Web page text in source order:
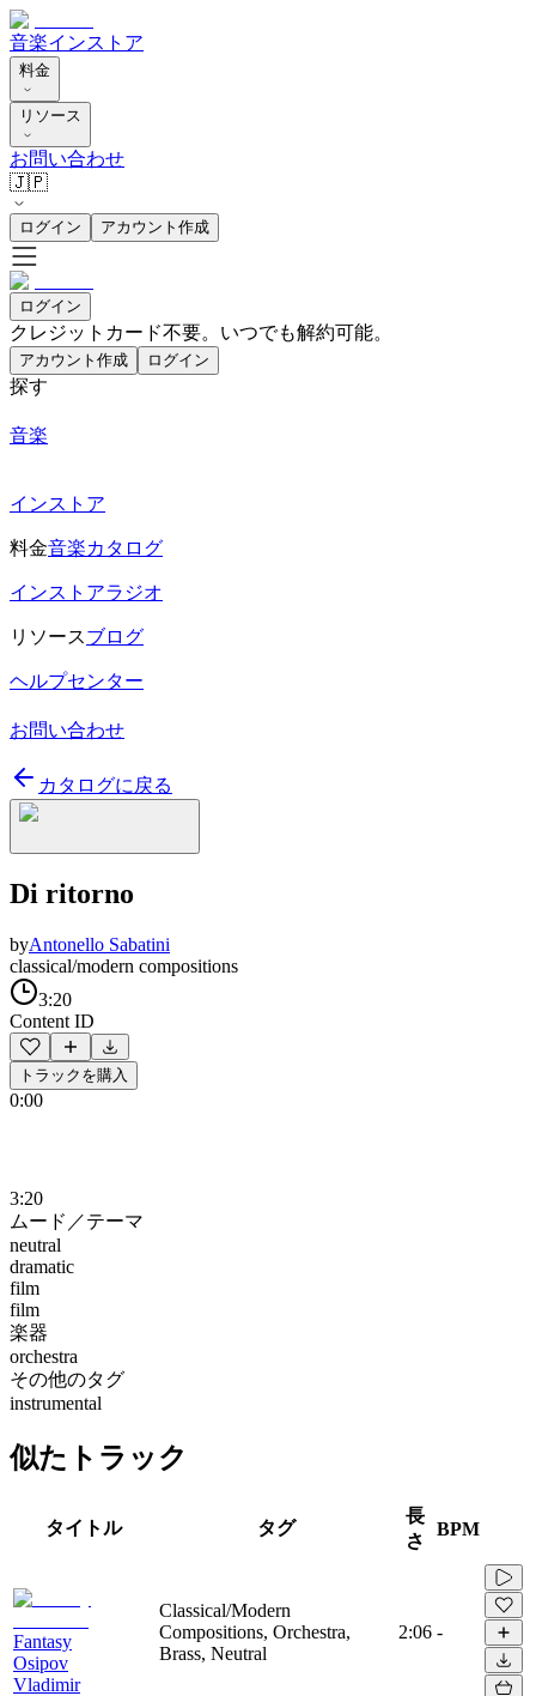
音楽インストア
料金
リソース
お問い合わせ
🇯🇵
ログイン アカウント作成
ログイン
クレジットカード不要。いつでも解約可能。
アカウント作成 ログイン
探す
音楽
インストア
料金音楽カタログ
インストアラジオ
リソースブログ
ヘルプセンター
お問い合わせ
カタログに戻る
Di ritorno
byAntonello Sabatini
classical/modern compositions
3:20
Content ID
トラックを購入
0:00
3:20
ムード／テーマ
neutral
dramatic
film
film
楽器
orchestra
その他のタグ
instrumental
似たトラック
タイトル タグ
長
さ
BPM
Fantasy
Osipov
Vladimir
Classical/Modern
Compositions, Orchestra,
Brass, Neutral
2:06 -